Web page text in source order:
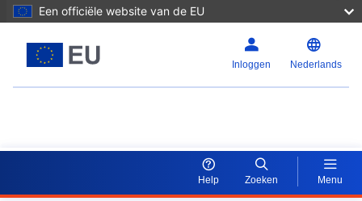
Een officiële website van de EU
Inloggen Nederlands
Help Zoeken Menu